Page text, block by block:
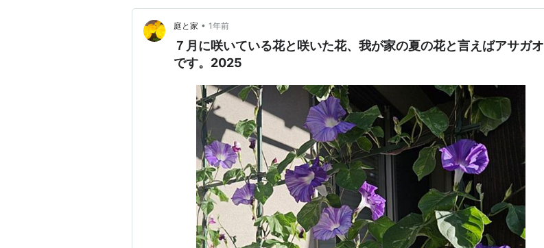
庭と家 • 1年前
７月に咲いている花と咲いた花、我が家の夏の花と言えばアサガオ
です。2025